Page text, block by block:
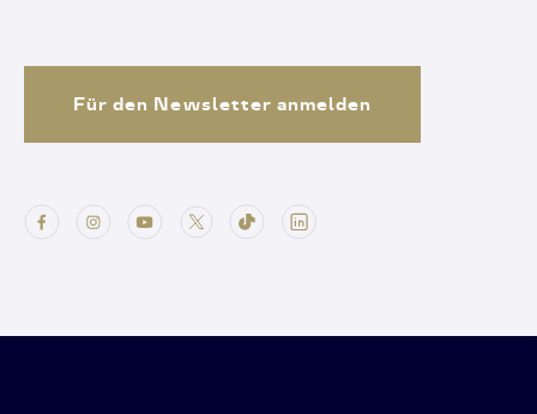
Für den Newsletter anmelden